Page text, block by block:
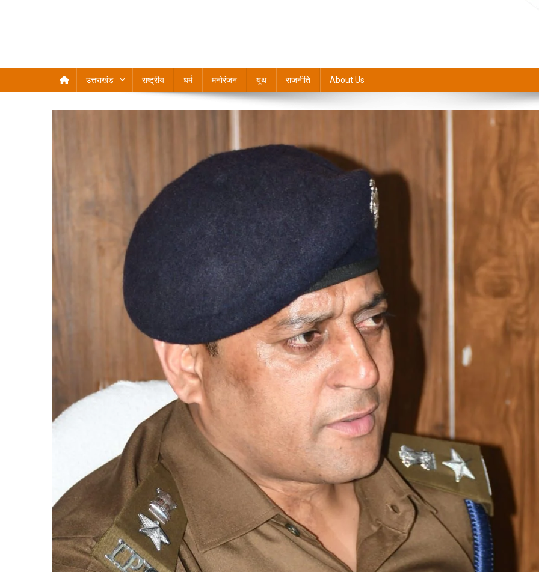
उत्तराखंड राष्ट्रीय धर्म मनोरंजन यूथ राजनीति About Us